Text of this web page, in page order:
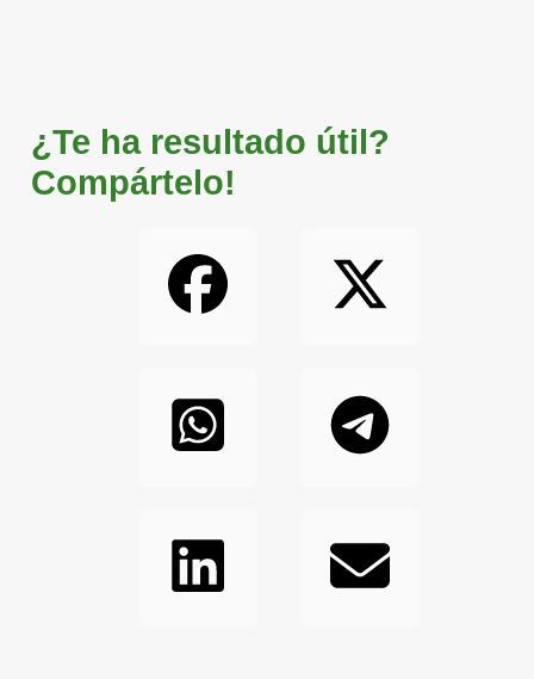
¿Te ha resultado útil?
Compártelo!